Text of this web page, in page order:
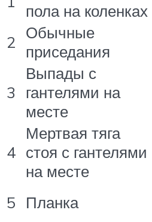
пола на коленках
2 Обычные
приседания
3
Выпады с
гантелями на
месте
4
Мертвая тяга
стоя с гантелями
на месте
5 Планка